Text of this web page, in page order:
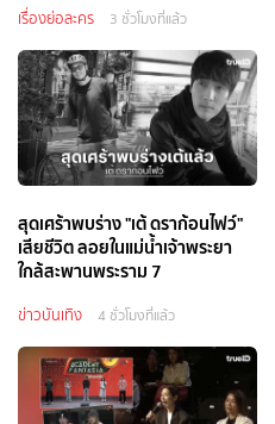
เรื่องย่อละคร 3 ชั่วโมงที่แล้ว
สุดเศร้าพบร่าง "เต้ ดราก้อนไฟว์"
เสียชีวิต ลอยในแม่น้ำเจ้าพระยา
ใกล้สะพานพระราม 7
ข่าวบันเทิง 4 ชั่วโมงที่แล้ว